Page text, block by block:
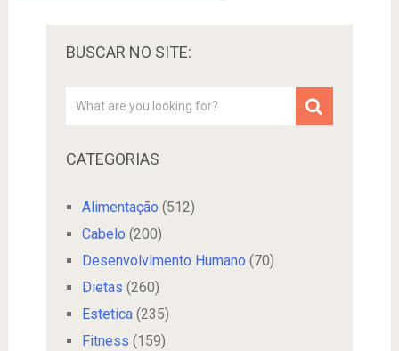
BUSCAR NO SITE:
CATEGORIAS
Alimentação (512)
Cabelo (200)
Desenvolvimento Humano (70)
Dietas (260)
Estetica(235)
Fitness (159)